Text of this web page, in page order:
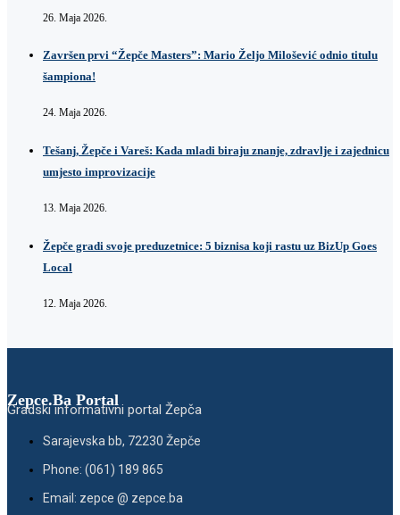
26. Maja 2026.
Završen prvi “Žepče Masters”: Mario Željo Milošević odnio titulu
šampiona!
24. Maja 2026.
Tešanj, Žepče i Vareš: Kada mladi biraju znanje, zdravlje i zajednicu
umjesto improvizacije
13. Maja 2026.
Žepče gradi svoje preduzetnice: 5 biznisa koji rastu uz BizUp Goes
Local
12. Maja 2026.
Zepce.Ba Portal
Gradski informativni portal Žepča
Sarajevska bb, 72230 Žepče
Phone: (061) 189 865
Email: zepce @ zepce.ba